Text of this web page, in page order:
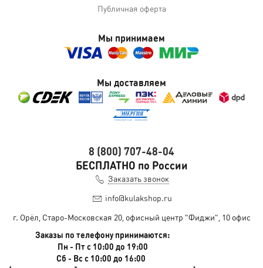
Публичная оферта
Мы принимаем
Мы доставляем
8 (800) 707-48-04
БЕСПЛАТНО по России
Заказать звонок
info@kulakshop.ru
г. Орёл, Старо-Московская 20, офисный центр "Фиджи", 10 офис
Заказы по телефону принимаются:
Пн - Пт с 10:00 до 19:00
Сб - Вс с 10:00 до 16:00